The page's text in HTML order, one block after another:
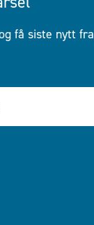
få siste nytt